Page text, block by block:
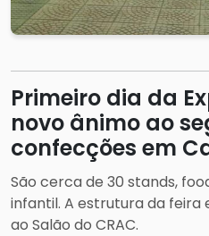
Primeiro dia da
novo ânimo ao
confecções em
São cerca de 30 stands,
infantil. A estrutura da
ao Salão do CRAC.